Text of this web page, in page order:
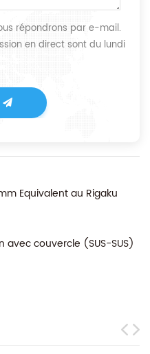
répondrons par e-mail.
en direct sont du lundi
Equivalent au Rigaku
avec couvercle (SUS-SUS)